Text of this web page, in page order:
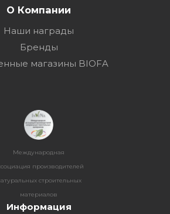
О Компании
Наши награды
Бренды
магазины BIOFA
Международная
производителей
строительных
материалов
Информация